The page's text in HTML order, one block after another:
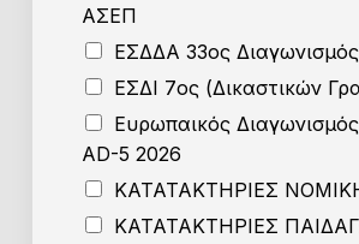
ΑΣΕΠ
ΕΣΔΔΑ 33ος Διαγωνισμός
ΕΣΔΙ 7ος (Δικαστικών
Ευρωπαικός
AD-5 2026
ΚΑΤΑΤΑΚΤΗΡΙΕΣ
ΚΑΤΑΤΑΚΤΗΡΙΕΣ